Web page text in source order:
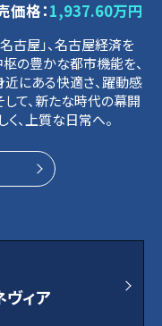
価格：1,937.60万円
古屋」、名古屋経済を
枢の豊かな都市機能を、
近にある快適さ、躍動感
て、新たな時代の幕開
、上質な日常へ。
ヴィア